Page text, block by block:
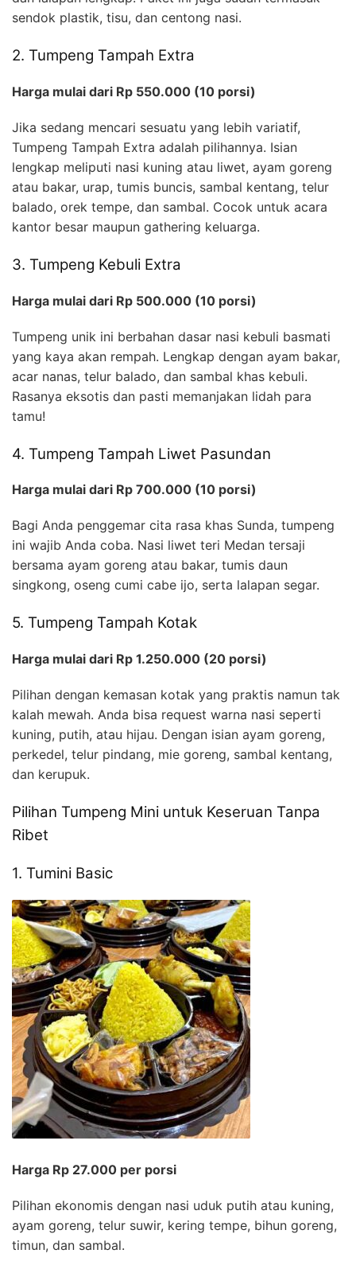
sendok plastik, tisu, dan centong nasi.
2. Tumpeng Tampah Extra
Harga mulai dari Rp 550.000 (10 porsi)
Jika sedang mencari sesuatu yang lebih variatif,
Tumpeng Tampah Extra adalah pilihannya. Isian
lengkap meliputi nasi kuning atau liwet, ayam goreng
atau bakar, urap, tumis buncis, sambal kentang, telur
balado, orek tempe, dan sambal. Cocok untuk acara
kantor besar maupun gathering keluarga.
3. Tumpeng Kebuli Extra
Harga mulai dari Rp 500.000 (10 porsi)
Tumpeng unik ini berbahan dasar nasi kebuli basmati
yang kaya akan rempah. Lengkap dengan ayam bakar,
acar nanas, telur balado, dan sambal khas kebuli.
Rasanya eksotis dan pasti memanjakan lidah para
tamu!
4. Tumpeng Tampah Liwet Pasundan
Harga mulai dari Rp 700.000 (10 porsi)
Bagi Anda penggemar cita rasa khas Sunda, tumpeng
ini wajib Anda coba. Nasi liwet teri Medan tersaji
bersama ayam goreng atau bakar, tumis daun
singkong, oseng cumi cabe ijo, serta lalapan segar.
5. Tumpeng Tampah Kotak
Harga mulai dari Rp 1.250.000 (20 porsi)
Pilihan dengan kemasan kotak yang praktis namun tak
kalah mewah. Anda bisa request warna nasi seperti
kuning, putih, atau hijau. Dengan isian ayam goreng,
perkedel, telur pindang, mie goreng, sambal kentang,
dan kerupuk.
Pilihan Tumpeng Mini untuk Keseruan Tanpa
Ribet
1. Tumini Basic
Harga Rp 27.000 per porsi
Pilihan ekonomis dengan nasi uduk putih atau kuning,
ayam goreng, telur suwir, kering tempe, bihun goreng,
timun, dan sambal.